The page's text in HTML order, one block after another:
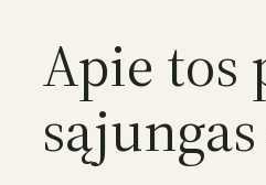
Apie tos